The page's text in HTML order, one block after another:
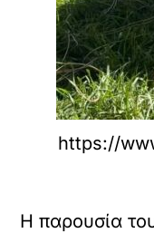
https://
Η παρουσία